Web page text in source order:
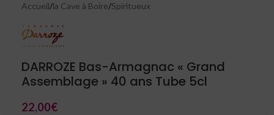
Accueil/la Cave à Boire/Spiritueux
DARROZE Bas-Armagnac « Grand
Assemblage » 40 ans Tube 5cl
22,00€